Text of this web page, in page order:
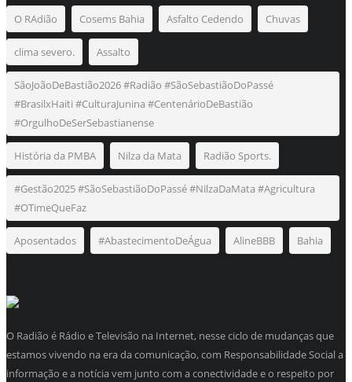
O RAdião Cosems Bahia Asfalto Cedendo Chuvas
clima severo. Assalto
SãoJoãoDeBastião2026 #Radião #SãoSebastiãoDoPassé
#BrasilxHaiti #CulturaJunina #CentenárioDeBastião
#OrgulhoDeSerSebastianense
História da PMBA Nilza da Mata Radião Sports.
#Gestão2025 #SãoSebastiãoDoPassé #NilzaDaMata #Agricultura
#OTimeQueFaz
Aposentados #AbastecimentoDeÁgua AlineBBB Bahia
O Radião é Rádio e Televisão na Internet, nesse ciclo de mudanças que
estamos vivendo na era da comunicação, com Responsabilidade Social a
informação e a notícia vem junto com a conectividade e o respeito por